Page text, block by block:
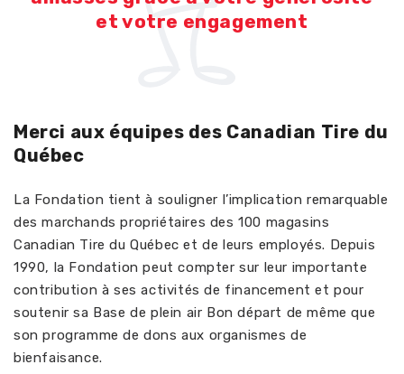
et votre engagement
Merci aux équipes des Canadian Tire du
Québec
La Fondation tient à souligner l’implication remarquable
des marchands propriétaires des 100 magasins
Canadian Tire du Québec et de leurs employés. Depuis
1990, la Fondation peutcompter sur leur importante
contribution à sesactivités de financementet pour
soutenir sa Base de plein air Bon départ de même que
sonprogramme de dons aux organismes de
bienfaisance.